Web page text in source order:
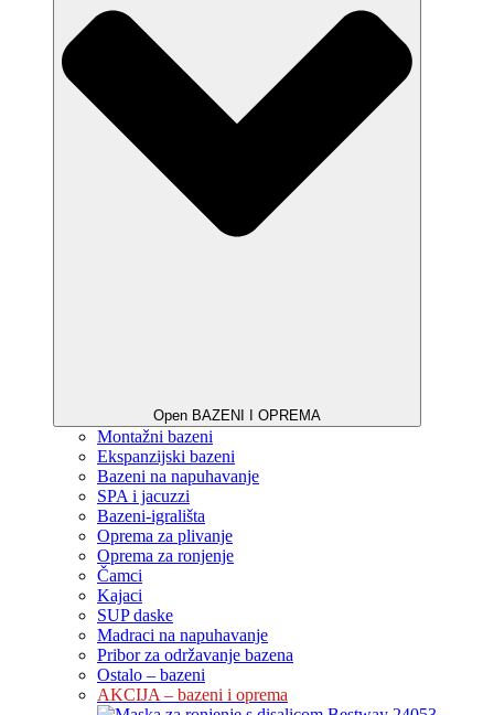
Open BAZENI I OPREMA
Montažni bazeni
Ekspanzijski bazeni
Bazeni na napuhavanje
SPA i jacuzzi
Bazeni-igrališta
Oprema za plivanje
Oprema za ronjenje
Čamci
Kajaci
SUP daske
Madraci na napuhavanje
Pribor za održavanje bazena
Ostalo – bazeni
AKCIJA – bazeni i oprema